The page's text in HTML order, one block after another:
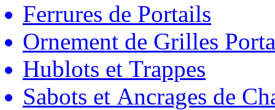
Ferrures de Portails
Ornement de Grilles
Hublots et Trappes
Sabots et Ancrages de